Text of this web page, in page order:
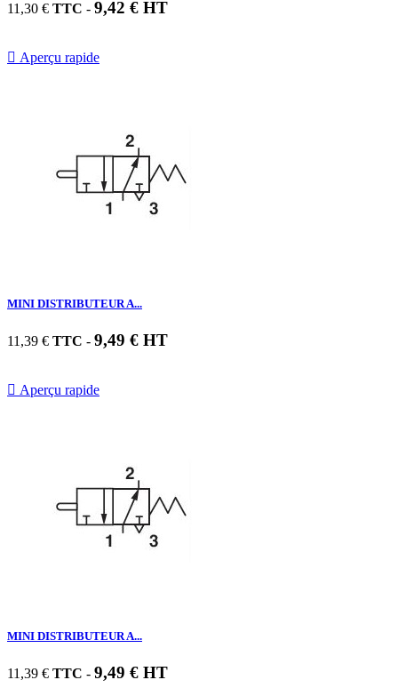
11,30 € TTC - 9,42 € HT
 Aperçu rapide
MINI DISTRIBUTEUR A...
11,39 € TTC - 9,49 € HT
 Aperçu rapide
MINI DISTRIBUTEUR A...
11,39 € TTC - 9,49 € HT